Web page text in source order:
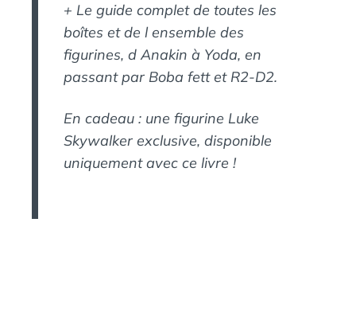
+ Le guide complet de toutes les
boîtes et de l ensemble des
figurines, d Anakin à Yoda, en
passant par Boba fett et R2-D2.
En cadeau : une figurine Luke
Skywalker exclusive, disponible
uniquement avec ce livre !